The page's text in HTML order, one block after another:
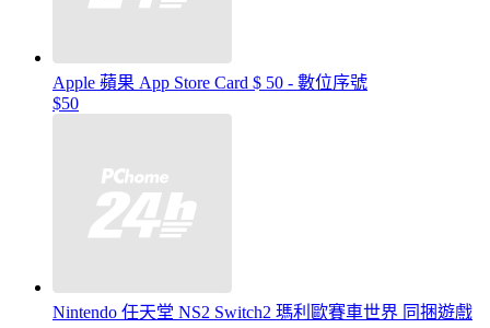
Apple 蘋果 App Store Card $ 50 - 數位序號
$50
Nintendo 任天堂 NS2 Switch2 瑪利歐賽車世界 同捆遊戲